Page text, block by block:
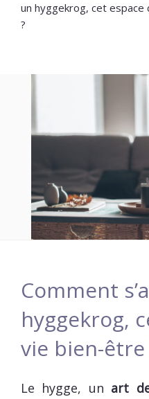
un hyggekrog, cet
?
Comment
hyggekrog,
vie bien-être
Le hygge, un art